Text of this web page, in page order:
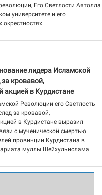
Его Светлости Аятолла
университете и его
лидера Исламской
кровавой,
акцией в Курдистане
Революции его Светлость
за кровавой,
в Курдистане выразил
с мученической смертью
провинции Курдистана в
муллы Шейхульислама.